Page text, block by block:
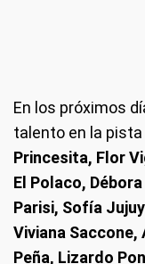
En los próximos
talento en la
Princesita, Flor
El Polaco,
Parisi, Sofía
Viviana Saccone,
Peña, Lizardo